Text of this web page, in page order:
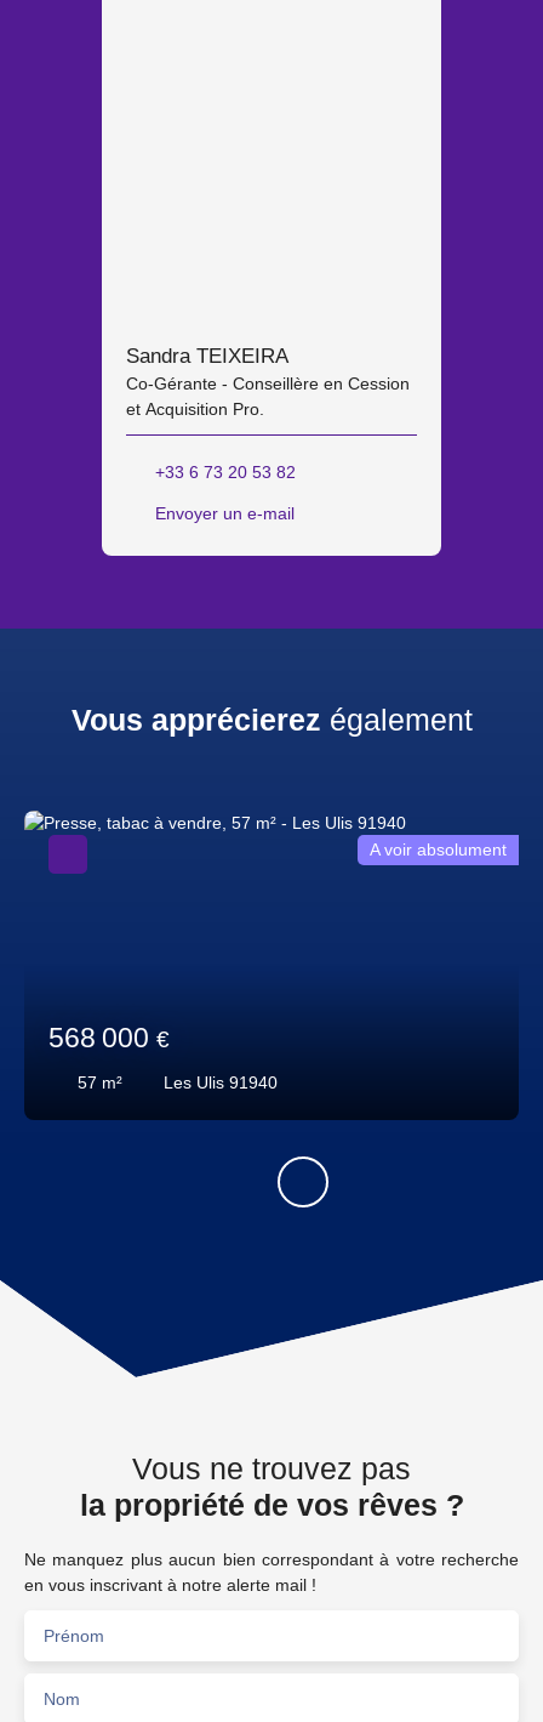
Sandra TEIXEIRA
Co-Gérante - Conseillère en Cession
et Acquisition Pro.
+33 6 73 20 53 82
Envoyer un e-mail
Vous apprécierez également
568 000 €
57 m² Les Ulis 91940
A voir absolument
Vous ne trouvez pas
la propriété de vos rêves ?
Ne manquez plus aucun bien correspondant à votre recherche
en vous inscrivant à notre alerte mail !
Prénom
Nom